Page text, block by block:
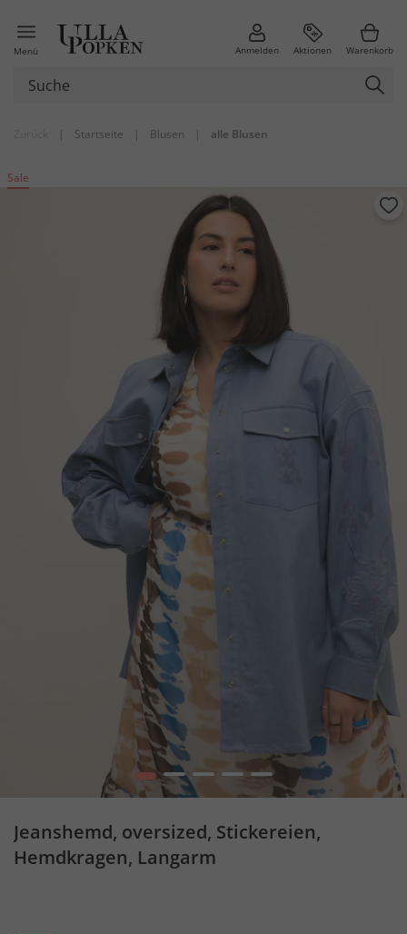
Menü Anmelden Aktionen Warenkorb
| Startseite | Blusen | alle Blusen
Sale
1 2 3 4 5
Jeanshemd, oversized, Stickereien,
Hemdkragen, Langarm